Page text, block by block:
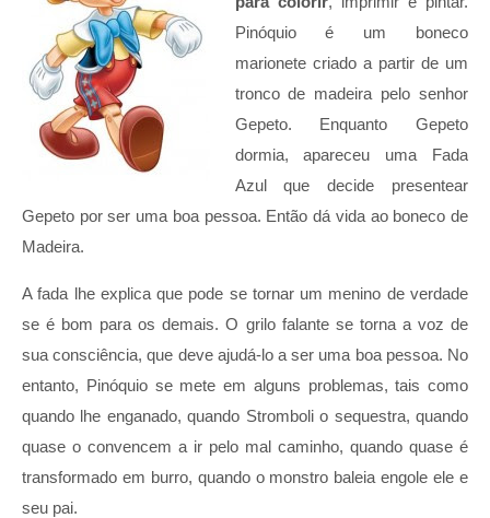
Pinóquio é um boneco
marionete criado a partir de um
tronco de madeira pelo senhor
Gepeto. Enquanto Gepeto
dormia, apareceu uma Fada
Azul que decide presentear
Gepeto por ser uma boa pessoa. Então dá vida ao boneco de
Madeira.
A fada lhe explica que pode se tornar um menino de verdade
se é bom para os demais. O grilo falante se torna a voz de
sua consciência, que deve ajudá-lo a ser uma boa pessoa. No
entanto, Pinóquio se mete em alguns problemas, tais como
quando lhe enganado, quando Stromboli o sequestra, quando
quase o convencem a ir pelo mal caminho, quando quase é
transformado em burro, quando o monstro baleia engole ele e
seu pai.